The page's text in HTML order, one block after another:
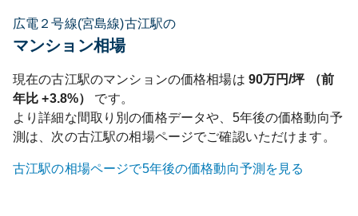
広電２号線(宮島線)古江駅の
マンション相場
現在の古江駅のマンションの価格相場は 90万円/坪 （前
年比+3.8%）
です。
より詳細な間取り別の価格データや、5年後の価格動向予
測は、次の古江駅の相場ページでご確認いただけます。
古江駅の相場ページで5年後の価格動向予測を見る